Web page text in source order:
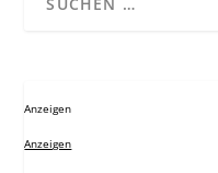
Anzeigen
Anzeigen